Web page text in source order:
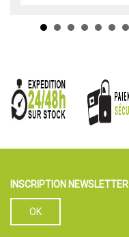
INSCRIPTION NEWSLETTER